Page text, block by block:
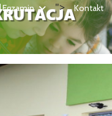
Egzamin "> Kontakt